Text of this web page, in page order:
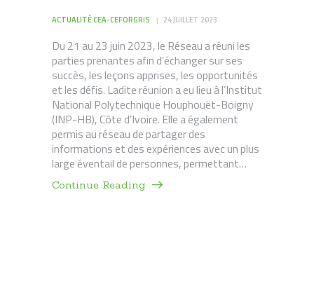
ACTUALITÉ CEA-CEFORGRIS 24 JUILLET 2023
Du 21 au 23 juin 2023, le Réseau a réuni les
parties prenantes afin d’échanger sur ses
succès, les leçons apprises, les opportunités
et les défis. Ladite réunion a eu lieu à l’Institut
National Polytechnique Houphouët-Boigny
(INP-HB), Côte d’Ivoire. Elle a également
permis au réseau de partager des
informations et des expériences avec un plus
large éventail de personnes, permettant…
Continue Reading